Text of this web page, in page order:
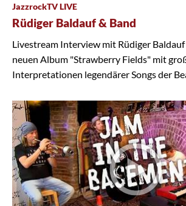
JazzrockTV LIVE
Rüdiger Baldauf & Band
Livestream Interview mit Rüdiger
neuen Album "Strawberry Fields" mit
Interpretationen legendärer Songs der